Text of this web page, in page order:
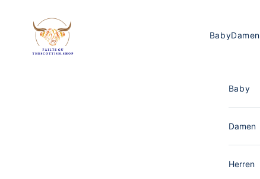
The Scottish Shop Deutschland
BabyDamen
Baby
Damen
Herren